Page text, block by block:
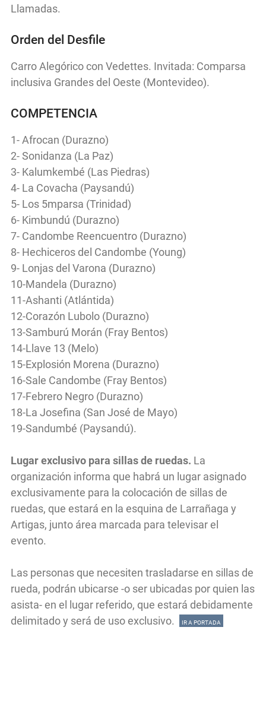
Llamadas.
Orden del Desfile
Carro Alegórico con Vedettes. Invitada: Comparsa
inclusiva Grandes del Oeste (Montevideo).
COMPETENCIA
1- Afrocan (Durazno)
2- Sonidanza (La Paz)
3- Kalumkembé (Las Piedras)
4- La Covacha (Paysandú)
5- Los 5mparsa (Trinidad)
6- Kimbundú (Durazno)
7- Candombe Reencuentro (Durazno)
8- Hechiceros del Candombe (Young)
9- Lonjas del Varona (Durazno)
10-Mandela (Durazno)
11-Ashanti (Atlántida)
12-Corazón Lubolo (Durazno)
13-Samburú Morán (Fray Bentos)
14-Llave 13 (Melo)
15-Explosión Morena (Durazno)
16-Sale Candombe (Fray Bentos)
17-Febrero Negro (Durazno)
18-La Josefina (San José de Mayo)
19-Sandumbé (Paysandú).
Lugar exclusivo para sillas de ruedas. La
organización informa que habrá un lugar asignado
exclusivamente para la colocación de sillas de
ruedas, que estará en la esquina de Larrañaga y
Artigas, junto área marcada para televisar el
evento.
Las personas que necesiten trasladarse en sillas de
rueda, podrán ubicarse -o ser ubicadas por quien las
asista- en el lugar referido, que estará debidamente
delimitado y será de uso exclusivo.
IR A PORTADA